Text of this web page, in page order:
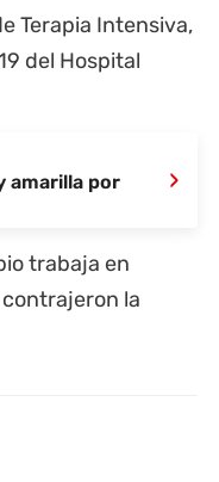
Terapia Intensiva,
del Hospital
amarilla por ›
trabaja en
la